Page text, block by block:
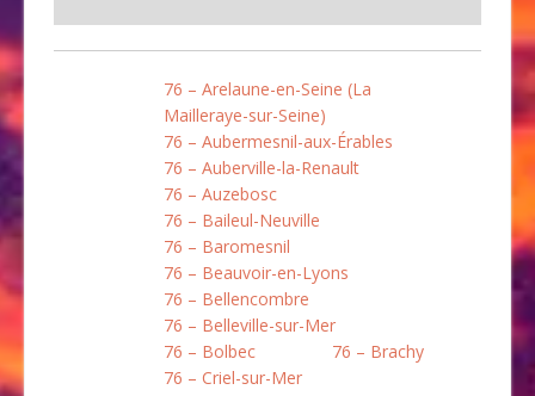
76 – Arelaune-en-Seine (La
Mailleraye-sur-Seine)
76 – Aubermesnil-aux-Érables
76 – Auberville-la-Renault
76 – Auzebosc
76 – Baileul-Neuville
76 – Baromesnil
76 – Beauvoir-en-Lyons
76 – Bellencombre
76 – Belleville-sur-Mer
76 – Bolbec
76 – Brachy
76 – Criel-sur-Mer